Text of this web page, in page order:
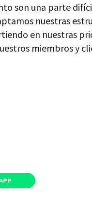
son una parte
nuestras
en nuestras
miembros y